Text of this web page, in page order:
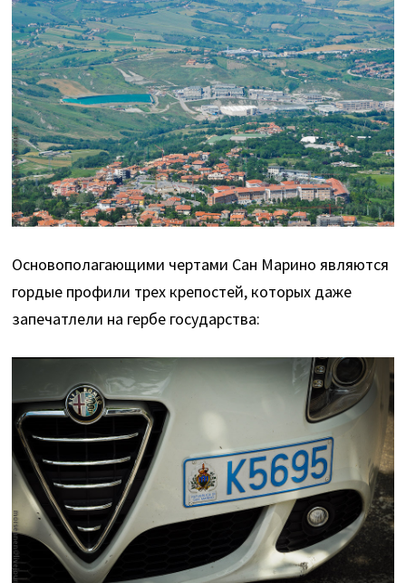
Основополагающими чертами Сан Марино являются
гордые профили трех крепостей, которых даже
запечатлели на гербе государства: